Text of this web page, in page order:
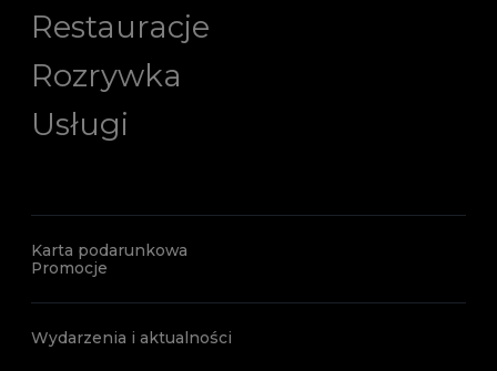
Restauracje
Rozrywka
Usługi
Karta podarunkowa
Promocje
Wydarzenia i aktualności